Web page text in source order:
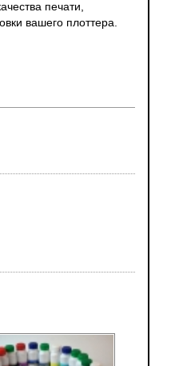
печати,
вашего плоттера.